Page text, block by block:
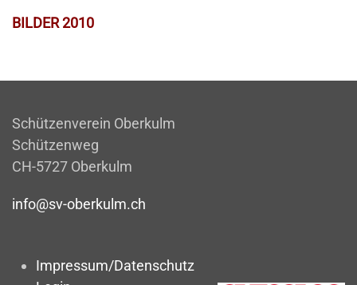
BILDER 2010
Schützenverein Oberkulm
Schützenweg
CH-5727 Oberkulm
info@sv-oberkulm.ch
Impressum/Datenschutz